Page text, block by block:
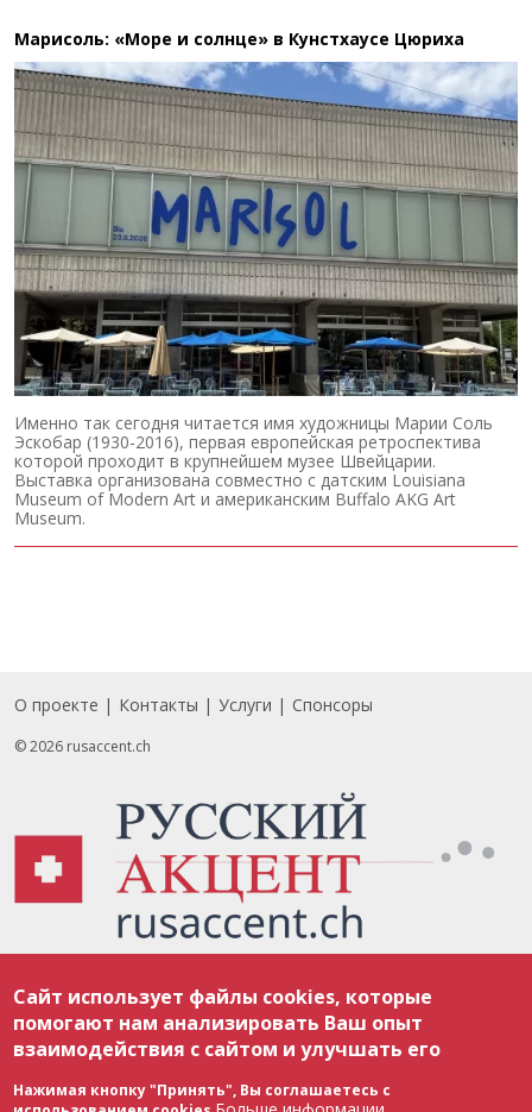
Марисоль: «Море и солнце» в Кунстхаусе Цюриха
Именно так сегодня читается имя художницы Марии Соль
Эскобар (1930-2016), первая европейская ретроспектива
которой проходит в крупнейшем музее Швейцарии.
Выставка организована совместно с датским Louisiana
Museum of Modern Art и американским Buffalo AKG Art
Museum.
Footer
О проекте Контакты Услуги Спонсоры
© 2026 rusaccent.ch
соответствии с законодательством Швейцарии об авторском праве и
международными соглашениями. Полное или частичное использование
материалов возможно только с разрешения редакции. В случае полного
или частичного воспроизведения материалов сайта rusaccent.ch,
ОБЯЗАТЕЛЬНА АКТИВНАЯ ГИПЕРССЫЛКА на конкретный заимствованный
текст. Фотоизображения, размещенные редакцией rusaccent.ch, являются
ее исключительной собственностью. Полное или частичное
Сайт использует файлы cookies, которые
помогают нам анализировать Ваш опыт
взаимодействия с сайтом и улучшать его
Нажимая кнопку "Принять", Вы соглашаетесь с